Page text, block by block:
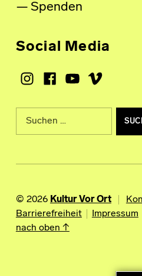
Spenden
Social Media
Instagram
Facebook
Youtube
Vimeo
Suche nach:
© 2026 Kultur Vor Ort
Barrierefreiheit
Impressum
nach oben ↑